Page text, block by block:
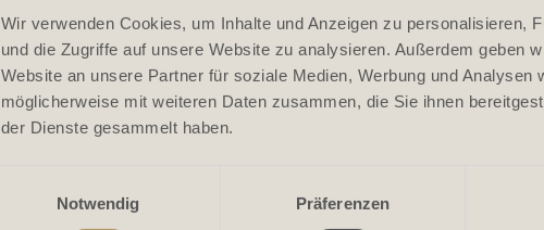
Wir verwenden Cookies, um Inhalte und Anzeigen zu personalisieren,
und die Zugriffe auf unsere Website zu analysieren. Außerdem geben
Website an unsere Partner für soziale Medien, Werbung und
möglicherweise mit weiteren Daten zusammen, die Sie ihnen
der Dienste gesammelt haben.
Notwendig
Präferenzen